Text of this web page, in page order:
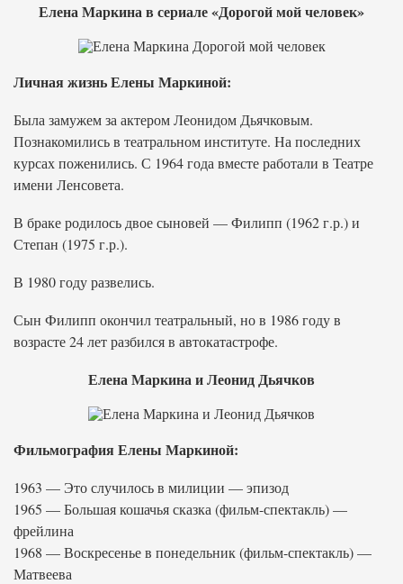
Елена Маркина в сериале «Дорогой мой человек»
Личная жизнь Елены Маркиной:
Была замужем за актером Леонидом Дьячковым.
Познакомились в театральном институте. На последних
курсах поженились. С 1964 года вместе работали в Театре
имени Ленсовета.
В браке родилось двое сыновей — Филипп (1962 г.р.) и
Степан (1975 г.р.).
В 1980 году развелись.
Сын Филипп окончил театральный, но в 1986 году в
возрасте 24 лет разбился в автокатастрофе.
Елена Маркина и Леонид Дьячков
Фильмография Елены Маркиной:
1963 — Это случилось в милиции — эпизод
1965 — Большая кошачья сказка (фильм-спектакль) —
фрейлина
1968 — Воскресенье в понедельник (фильм-спектакль) —
Матвеева